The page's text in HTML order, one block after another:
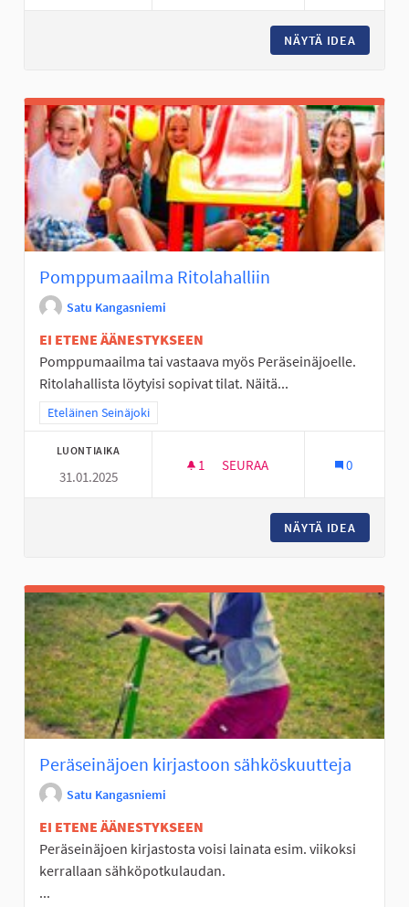
NÄYTÄ IDEA
Pomppumaailma Ritolahalliin
Satu Kangasniemi
EI ETENE ÄÄNESTYKSEEN
Pomppumaailma tai vastaava myös Peräseinäjoelle.
Ritolahallista löytyisi sopivat tilat. Näitä...
Rajaa tulokset teeman mukaan: Eteläinen Seinäjoki
Eteläinen Seinäjoki
LUONTIAIKA
31.01.2025
1 1 SEURAAJA
SEURAA 0
NÄYTÄ IDEA
Peräseinäjoen kirjastoon sähköskuutteja
Satu Kangasniemi
EI ETENE ÄÄNESTYKSEEN
Peräseinäjoen kirjastosta voisi lainata esim. viikoksi
kerrallaan sähköpotkulaudan.
...